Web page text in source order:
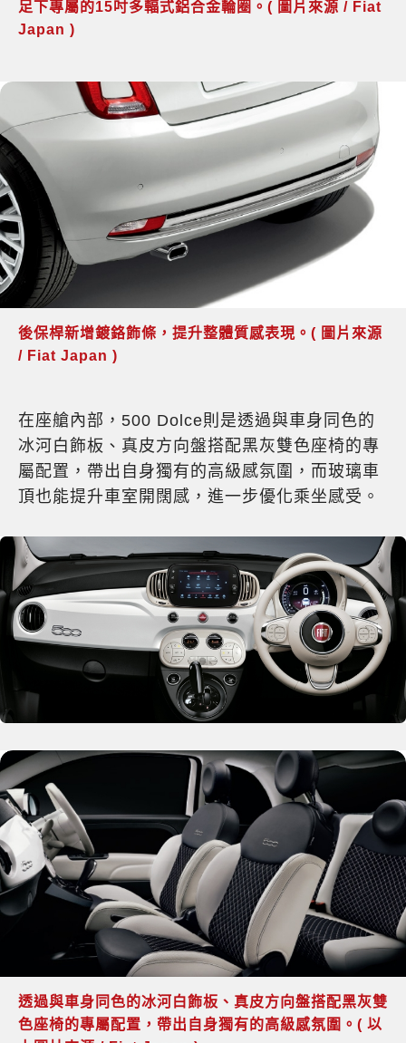
足下專屬的15吋多輻式鋁合金輪圈。( 圖片來源 / Fiat
Japan )
後保桿新增鍍鉻飾條，提升整體質感表現。( 圖片來源
/ Fiat Japan )
在座艙內部，500 Dolce則是透過與車身同色的
冰河白飾板、真皮方向盤搭配黑灰雙色座椅的專
屬配置，帶出自身獨有的高級感氛圍，而玻璃車
頂也能提升車室開闊感，進一步優化乘坐感受。
透過與車身同色的冰河白飾板、真皮方向盤搭配黑灰雙
色座椅的專屬配置，帶出自身獨有的高級感氛圍。( 以